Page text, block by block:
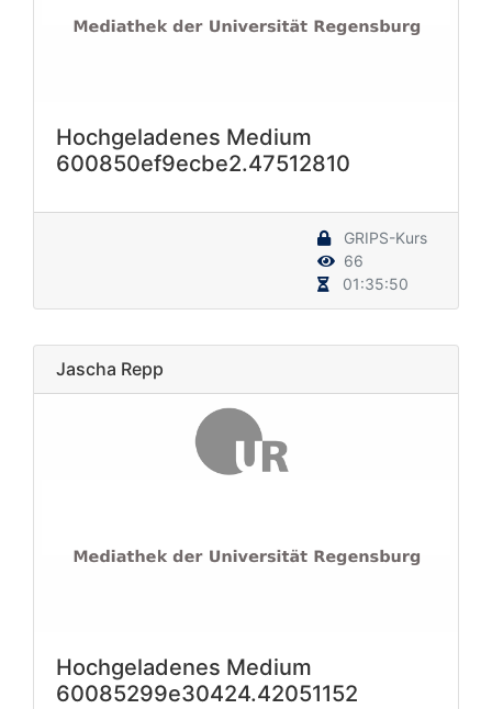
Hochgeladenes Medium
600850ef9ecbe2.47512810
GRIPS-Kurs
66
01:35:50
Jascha Repp
Hochgeladenes Medium
60085299e30424.42051152